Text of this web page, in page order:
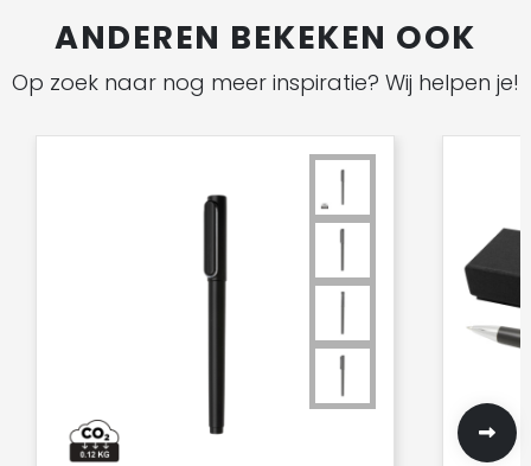
ANDEREN BEKEKEN OOK
Op zoek naar nog meer inspiratie? Wij helpen je!